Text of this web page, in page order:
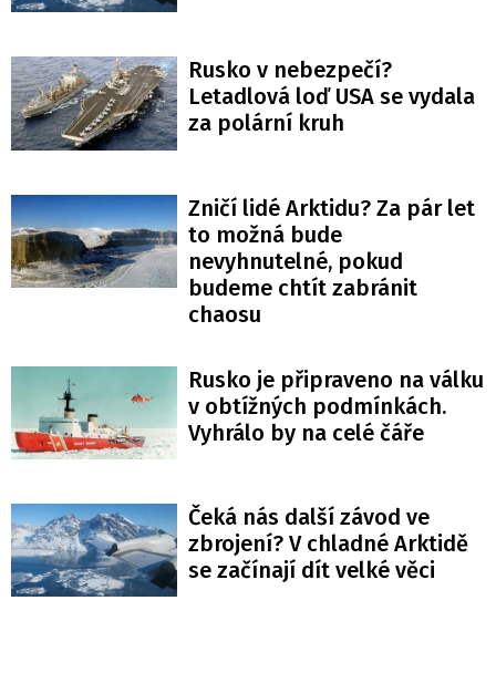
Rusko v nebezpečí?
Letadlová loď USA se vydala
za polární kruh
Zničí lidé Arktidu? Za pár let
to možná bude
nevyhnutelné, pokud
budeme chtít zabránit
chaosu
Rusko je připraveno na válku
v obtížných podmínkách.
Vyhrálo by na celé čáře
Čeká nás další závod ve
zbrojení? V chladné Arktidě
se začínají dít velké věci